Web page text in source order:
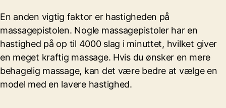
En anden vigtig faktor er hastigheden på
massagepistolen. Nogle massagepistoler har en
hastighed på op til 4000 slag i minuttet, hvilket giver
en meget kraftig massage. Hvis du ønsker en mere
behagelig massage, kan det være bedre at vælge en
model med en lavere hastighed.